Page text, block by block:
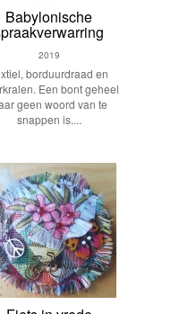
Babylonische
2019
borduurdraad en
Een bont geheel
geen woord van te
snappen is....